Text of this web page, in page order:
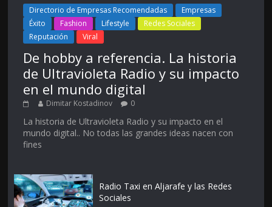
Directorio de Empresas Recomendadas
Empresas
Éxito
Fashion Lifestyle
Redes Sociales
Reputación
Viral
De hobby a referencia. La historia
de Ultravioleta Radio y su impacto
en el mundo digital
Dimitar Kostadinov 0
La historia de Ultravioleta Radio y su impacto en el
mundo digital.. No todas las grandes ideas nacen con
fines
Radio Taxi en Aljarafe y las Redes
Sociales